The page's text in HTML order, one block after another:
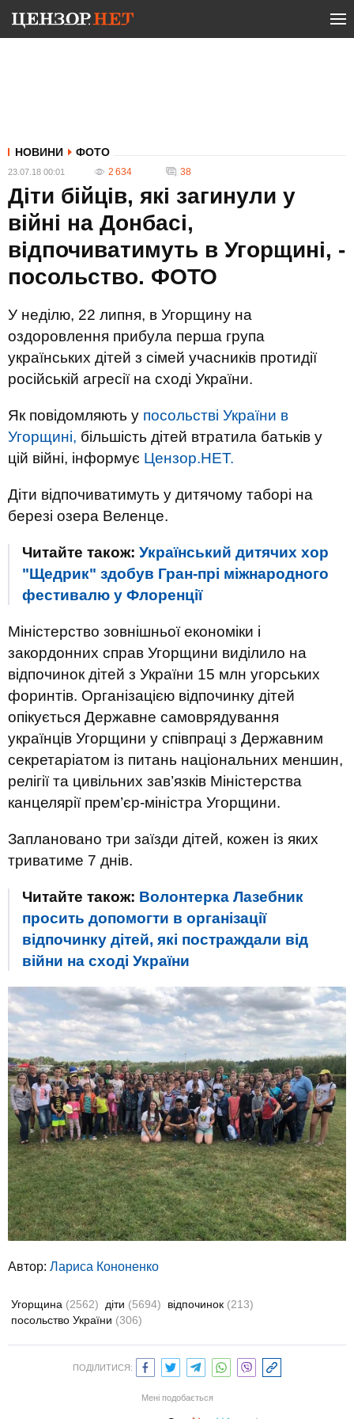
НОВИНИ ФОТО
23.07.18 00:01 2 634 38
Діти бійців, які загинули у
війні на Донбасі,
відпочиватимуть в Угорщині, -
посольство. ФОТО
У неділю, 22 липня, в Угорщину на
оздоровлення прибула перша група
українських дітей з сімей учасників протидії
російській агресії на сході України.
Як повідомляють у посольстві України в
Угорщині, більшість дітей втратила батьків у
цій війні, інформує Цензор.НЕТ.
Діти відпочиватимуть у дитячому таборі на
березі озера Веленце.
Читайте також: Український дитячих хор
"Щедрик" здобув Гран-прі міжнародного
фестивалю у Флоренції
Міністерство зовнішньої економіки і
закордонних справ Угорщини виділило на
відпочинок дітей з України 15 млн угорських
форинтів. Організацією відпочинку дітей
опікується Державне самоврядування
українців Угорщини у співпраці з Державним
секретаріатом із питань національних меншин,
релігії та цивільних зав’язків Міністерства
канцелярії прем’єр-міністра Угорщини.
Заплановано три заїзди дітей, кожен із яких
триватиме 7 днів.
Читайте також: Волонтерка Лазебник
просить допомогти в організації
відпочинку дітей, які постраждали від
війни на сході України
Автор: Лариса Кононенко
Угорщина (2562) діти (5694) відпочинок (213)
посольство України (306)
ПОДІЛИТИСЯ:
Мені подобається